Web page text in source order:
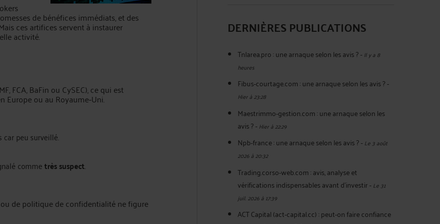
de bénéfices immédiats, et des
ces artifices servent à instaurer
activité.
FCA, BaFin ou CySEC), ce qui est
Europe ou au Royaume‑Uni.
peu surveillé.
commetrès suspect.
ou de politique de confidentialité ne figure
DERNIÈRES PUBLICATIONS
Tnlarea.pro : une arnaque selon les avis ?-Il y a 8
heures
Fibus-courtage.com : une arnaque selon les avis ?-
Hier à 23:28
Maestrimmo-gestion.com : une arnaque selon les
avis ?-Hier à 22:29
Npb-france : une arnaque selon les avis ?-Le 3 août
2026 à 20:32
Trading.corso-web.com : avis, analyse et
vérifications indispensables avant d'investir-Le 31
juil. 2026 à 17:39
ACT Capital (act-capital.cc) : peut-on faire confiance